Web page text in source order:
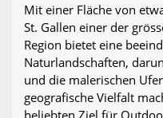
Mit einer Fläche von
St. Gallen einer der
Region bietet eine
Naturlandschaften,
und die malerischen
geografische Vielfalt
beliebten Ziel für